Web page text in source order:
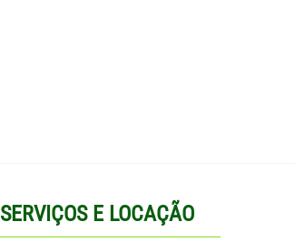
SERVIÇOS E LOCAÇÃO